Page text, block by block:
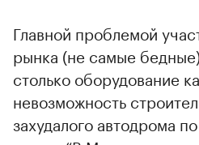
Главной проблемой
рынка (не самые
столько оборудование
невозможность
захудалого автодрома